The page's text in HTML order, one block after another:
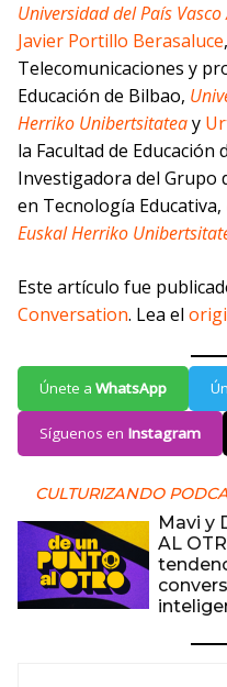
Universidad del País
Javier Portillo Berasaluce
Telecomunicaciones y
Educación de Bilbao,
Herriko Unibertsitateay
la Facultad de Educación
Investigadora del Grupo
en Tecnología Educativa,
Euskal Herriko
Este artículo fue
Conversation. Lea el
Únete a WhatsApp
Síguenos en Instagram
CULTURIZANDO
Mavi y
AL